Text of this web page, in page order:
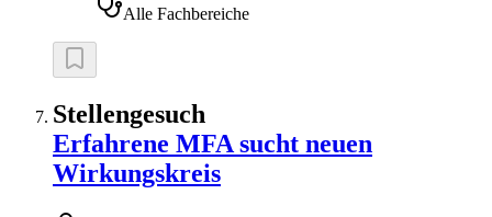
Alle Fachbereiche
Stellengesuch
Erfahrene MFA sucht neuen
Wirkungskreis